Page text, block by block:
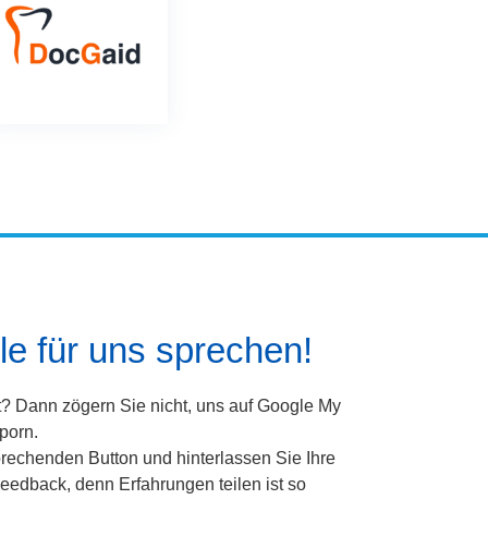
für uns sprechen!
Dann zögern Sie nicht, uns auf Google My
Button und hinterlassen Sie Ihre
denn Erfahrungen teilen ist so